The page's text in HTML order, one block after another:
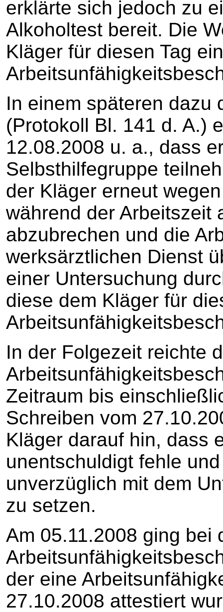
erklärte sich jedoch zu
Alkoholtest bereit. Die
Kläger für diesen Tag
In einem späteren dazu
(Protokoll Bl. 141 d. A.)
12.08.2008 u. a., dass
Selbsthilfegruppe
der Kläger erneut
während der Arbeitszeit
abzubrechen und die
werksärztlichen Dienst
einer Untersuchung
diese dem Kläger für
In der Folgezeit reichte
Zeitraum bis
Schreiben vom
Kläger darauf hin, dass
unentschuldigt fehle
unverzüglich mit dem
zu setzen.
Am 05.11.2008 ging bei
der eine
27.10.2008 attestiert